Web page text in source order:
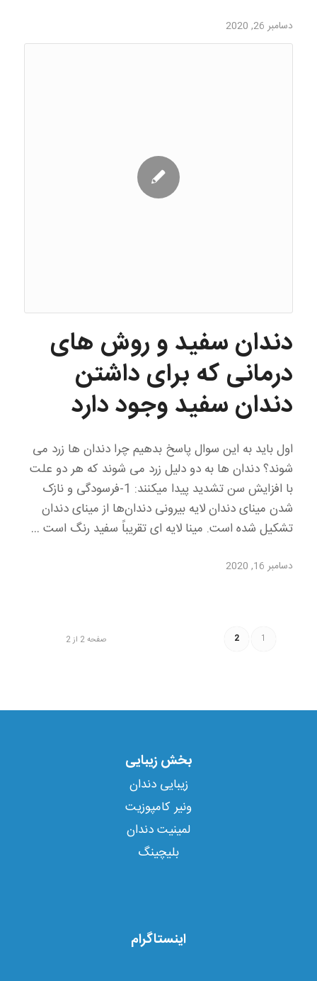
دسامبر 26, 2020
دندان سفید و روش های
درمانی که برای داشتن
دندان سفید وجود دارد
اول باید به این سوال پاسخ بدهیم چرا دندان ها زرد می‌
شوند؟ دندان ها به دو دلیل زرد می شوند که هر دو علت
با افزایش سن تشدید پیدا میکنند: 1-فرسودگی و نازک
شدن مینای دندان لایه بیرونی دندان‌ها از مینای دندان
تشکیل شده است. مینا لایه ای تقریباً سفید رنگ است …
دسامبر 16, 2020
صفحه 2 از 2 1
2
بخش زیبایی
زیبایی دندان
ونیر کامپوزیت
لمینیت دندان
بلیچینگ
اینستاگرام